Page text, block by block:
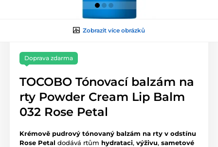
Zobrazit více obrázků
Doprava zdarma
TOCOBO Tónovací balzám na
rty Powder Cream Lip Balm
032 Rose Petal
Krémově pudrový tónovaný balzám na rty v odstínu
Rose Petal dodává rtům hydrataci, výživu, sametové